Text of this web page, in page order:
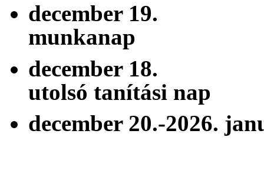
december
munkanap
december
utolsó tanítási nap
december 20.-